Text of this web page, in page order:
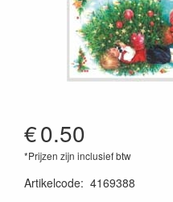
€0.50
*Prijzen zijn inclusief btw
Artikelcode: 4169388